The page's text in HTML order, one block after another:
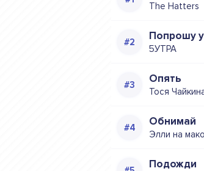
The Hatters
Попрошу
5УТРА
Опять
Тося
Обнимай
Элли на
Подожди